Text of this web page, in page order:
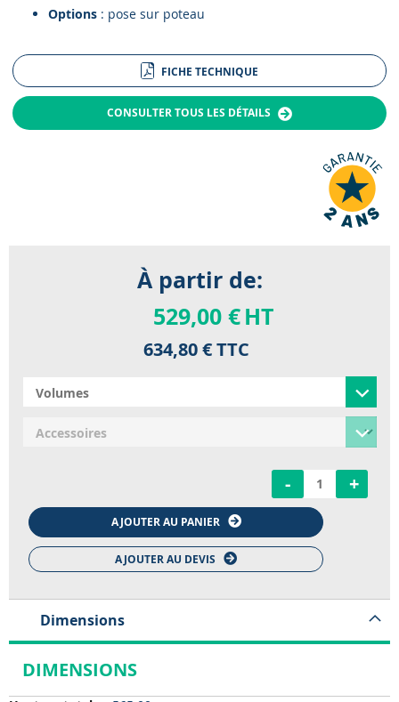
Options : pose sur poteau
FICHE TECHNIQUE
CONSULTER TOUS LES DÉTAILS
À partir de:
529,00 €HT
634,80 €TTC
- +
AJOUTER AU PANIER
AJOUTER AU DEVIS
Dimensions
DIMENSIONS